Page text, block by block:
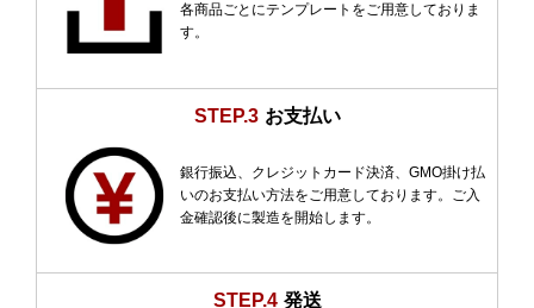
各商品ごとにテンプレートをご用意しておりま
す。
STEP.3 お支払い
銀行振込、クレジットカード決済、GMO掛け払
いのお支払い方法をご用意しております。ご入
金確認後に製造を開始します。
STEP.4 発送